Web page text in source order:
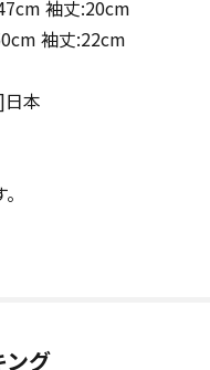
袖丈:20cm
袖丈:22cm
本
ング